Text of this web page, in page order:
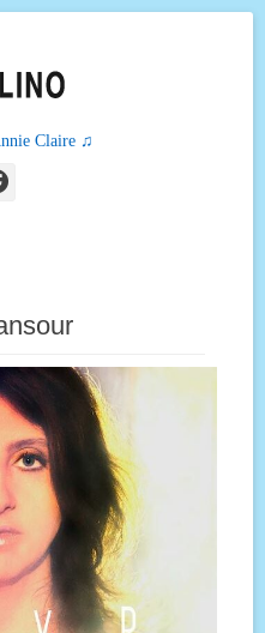
Claire ♫
Facebook